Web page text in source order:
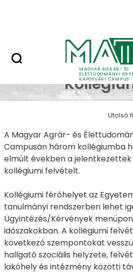
MAGYAR AGRÁR- ÉS
ÉLETTUDOMÁNYI
KAPOSVÁRI CAMPUS
Utolsó
A Magyar Agrár- és
Campusán három kollégiumba
elmúlt években a
kollégiumi felvételt.
Kollégiumi férőhelyet az
tanulmányi rendszerben lehet
Ügyintézés/Kérvények
időszakokban. A kollégiumi
következő szempontokat
hallgató szociális helyzete,
lakóhely és intézmény közötti